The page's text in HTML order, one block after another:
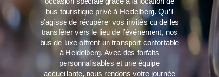
bus touristique privé à Heidelberg. Qu’il
s’agisse de récupérer vos invités ou de les
transférer vers le lieu de l’événement, nos
bus de luxe offrent un transport confortable
à Heidelberg. Avec des forfaits
personnalisables et une équipe
accueillante, nous rendons votre journée